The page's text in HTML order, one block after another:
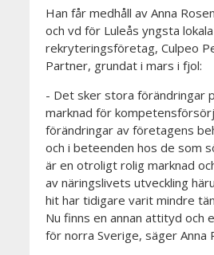
Han får medhåll av Anna
och vd för Luleås yngsta lokala
rekryteringsföretag, Culpeo
Partner, grundat i mars i fjol:
- Det sker stora förändringar
marknad för
förändringar av företagens
och i beteenden hos de som
är en otroligt rolig marknad
av näringslivets utveckling
hit har tidigare varit mindre
Nu finns en annan attityd och
för norra Sverige, säger Anna